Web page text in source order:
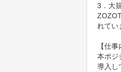
3．大
れてい
【仕事
本ポジ
導入し